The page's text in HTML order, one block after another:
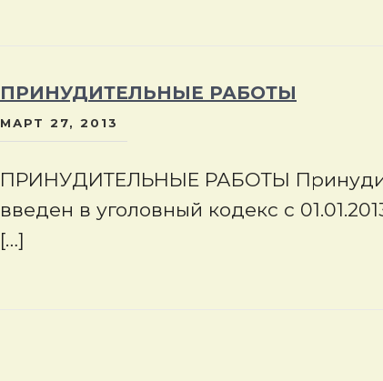
ПРИНУДИТЕЛЬНЫЕ РАБОТЫ
МАРТ 27, 2013
ПРИНУДИТЕЛЬНЫЕ РАБОТЫ
введен в уголовный кодекс с
[…]